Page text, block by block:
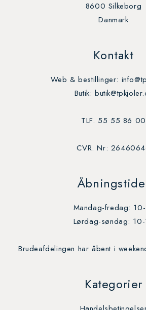
8600 Silkeborg
Danmark
Kontakt
Web & bestillinger:
Butik:
TLF. 55 55 86 00
CVR. Nr:
Mandag-fredag:
Lørdag-søndag:
Brudeafdelingen har åbent i
Kategorier